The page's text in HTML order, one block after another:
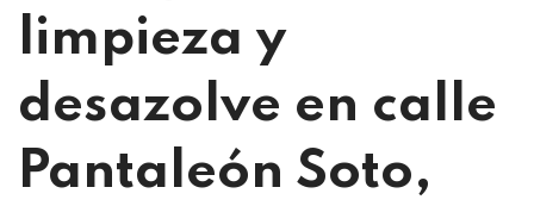
limpieza y
desazolve en calle
Pantaleón Soto,